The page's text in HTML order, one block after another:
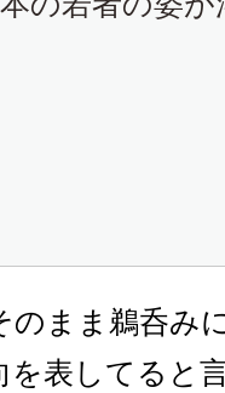
のまま鵜呑み
表してると